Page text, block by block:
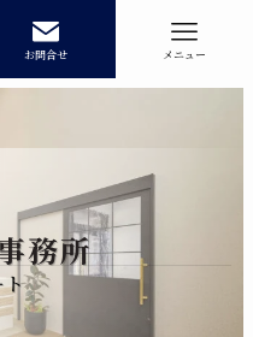
業務内容
民事信託
商業・法人登記
お問合せ メニュー
務所